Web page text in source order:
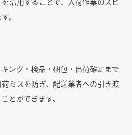
。
ング・検品・梱包・出荷確定まで
ミスを防ぎ、配送業者への引き渡
とができます。